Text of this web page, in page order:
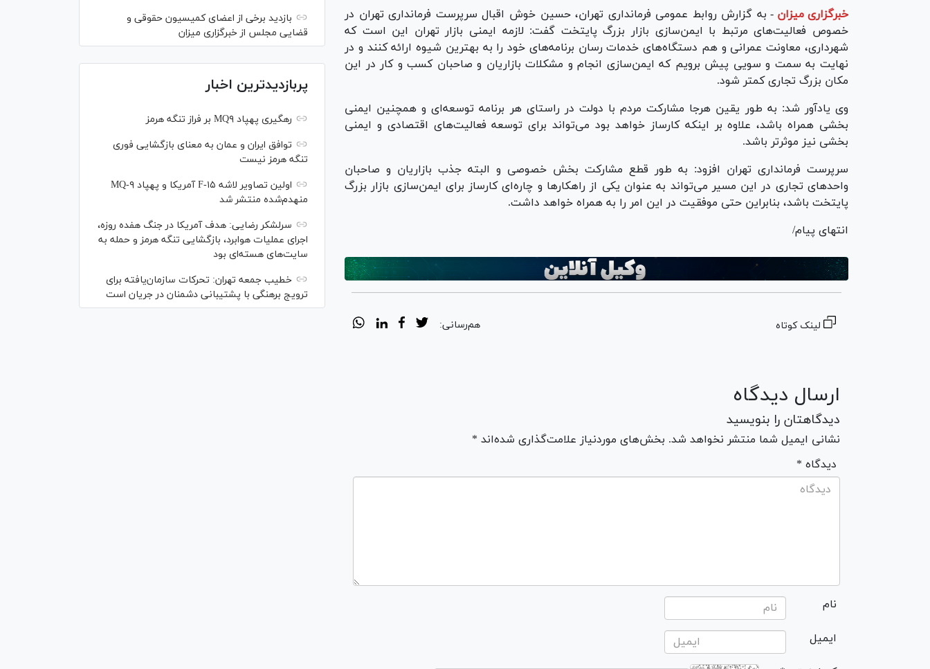
خبرگزاری میزان - به گزارش روابط عمومی فرمانداری تهران، حسین خوش اقبال سرپرست فرمانداری تهران در
خصوص فعالیت‌های مرتبط با ایمن‌سازی بازار بزرگ پایتخت گفت: لازمه ایمنی بازار تهران این است که
شهرداری، معاونت عمرانی و هم دستگاه‌های خدمات رسان برنامه‌های خود را به بهترین شیوه ارائه کنند و در
نهایت به سمت و سویی پیش برویم که ایمن‌سازی انجام و مشکلات بازاریان و صاحبان کسب و کار در این
مکان بزرگ تجاری کمتر شود.
وی یادآور شد: به طور یقین هرجا مشارکت مردم با دولت در راستای هر برنامه توسعه‌ای و همچنین ایمنی
بخشی همراه باشد، علاوه بر اینکه کارساز خواهد بود می‌تواند برای توسعه فعالیت‌های اقتصادی و ایمنی
بخشی نیز موثرتر باشد.
سرپرست فرمانداری تهران افزود: به طور قطع مشارکت بخش خصوصی و البته جذب بازاریان و صاحبان
واحد‌های تجاری در این مسیر می‌تواند به عنوان یکی از راهکار‌ها و چاره‌ای کارساز برای ایمن‌سازی بازار بزرگ
پایتخت باشد، بنابراین حتی موفقیت در این امر را به همراه خواهد داشت.
انتهای پیام/
لینک کوتاه هم‌رسانی:
ارسال دیدگاه
دیدگاهتان را بنویسید
نشانی ایمیل شما منتشر نخواهد شد. بخش‌های موردنیاز علامت‌گذاری شده‌اند *
* دیدگاه
نام
ایمیل
بازدید برخی از اعضای کمیسیون حقوقی و
قضایی مجلس از خبرگزاری میزان
پربازدیدترین اخبار
رهگیری پهپاد MQ۹ بر فراز تنگه هرمز
توافق ایران و عمان به معنای بازگشایی فوری
تنگه هرمز نیست
اولین تصاویر لاشه F-۱۵ آمریکا و پهپاد MQ-۹
منهدم‌شده منتشر شد
سرلشکر رضایی: هدف آمریکا در جنگ هفده روزه،
اجرای عملیات هوابرد، بازگشایی تنگه هرمز و حمله به
سایت‌های هسته‌ای بود
خطیب جمعه تهران: تحرکات سازمان‌یافته برای
ترویج برهنگی با پشتیبانی دشمنان در جریان است